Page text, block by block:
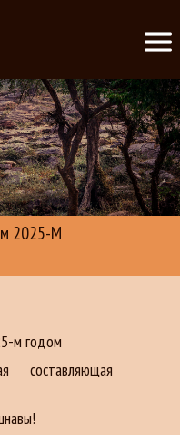
2025-М
м годом
составляющая